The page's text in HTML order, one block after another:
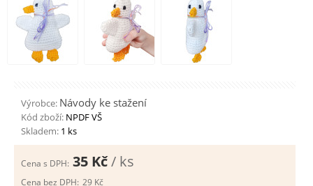
Výrobce: Návody ke stažení
Kód zboží: NPDF VŠ
Skladem: 1 ks
Cena s DPH: 35 Kč/ ks
Cena bez DPH: 29 Kč